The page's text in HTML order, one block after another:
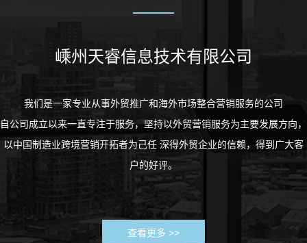
嵊州天睿信息技术有限公司
我们是一家专业从事外贸推广和海外市场整合营销服务的公司
自公司成立以来一直专注于服务，坚持以外贸营销服务为主要发展方向，
以中国制造业跨境营销开拓者为己任 深得外贸企业的信赖，得到广大客
户的好评。
查看更多 >>